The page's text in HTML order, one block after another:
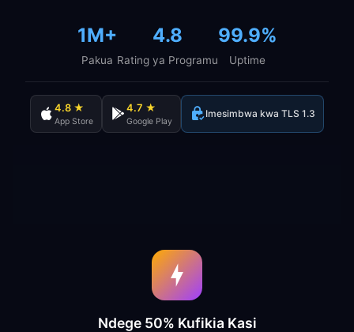
1M+
Pakua
4.8
Rating ya Programu
99.9%
Uptime
4.8 ★
App Store
4.7 ★
Google Play
Imesimbwa kwa TLS 1.3
Ndege 50% Kufikia Kasi